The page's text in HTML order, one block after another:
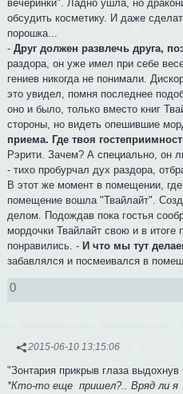
вечеринки". Ладно ушла, но
обсудить косметику. И даже
порошка...
-Друг должен развлечь друга,
раздора, он уже имел при себе
гениев никогда не понимали.
это увидел, помня последнее
оно и было, только вместо книг
стороны, но видеть опешившие
приема. Где твоя
Рэрити. Зачем? А специально, он
- тихо пробурчал дух раздора,
В этот же момент в помещении,
помещение вошла "Твайлайт".
делом. Подождав пока гостья
мордочки Твайлайт свою и в
понравились. - И что мы тут
забавлялся и посмеивался в
0
2015-06-10 13:15:06
"Зонтария прикрыв глаза
*Кто-то еще пришел?.. Вряд ли